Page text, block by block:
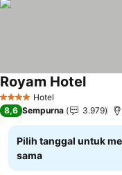
4 BintangHotel
Royam Hotel
8,6 Sempurna 3.979
Pilih tanggal untuk
sama